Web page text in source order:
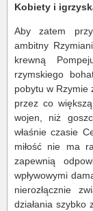
Kobiety i
Aby zatem
ambitny
krewną
rzymskiego
pobytu w Rzymie
przez co
wojen, niż
właśnie czasie
miłość nie ma
zapewnią
wpływowymi
nierozłącznie
działania szybko